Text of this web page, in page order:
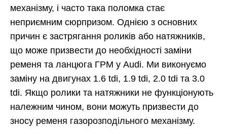
механізму, і часто така поломка стає
неприємним сюрпризом. Однією з основних
причин є застрягання роликів або натяжників,
що може призвести до необхідності заміни
ременя та ланцюга ГРМ у Audi. Ми виконуємо
заміну на двигунах 1.6 tdi, 1.9 tdi, 2.0 tdi та 3.0
tdi. Якщо ролики та натяжники не функціонують
належним чином, вони можуть призвести до
зносу ременя газорозподільного механізму.